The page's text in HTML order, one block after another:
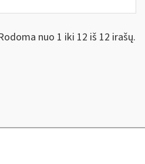
nuo 1 iki 12 iš 12 irašų.